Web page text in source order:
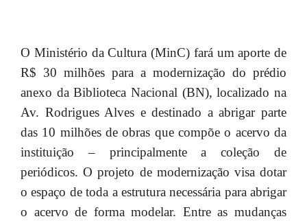
O Ministério da Cultura (MinC) fará um aporte de
R$ 30 milhões para a modernização do prédio
anexo da Biblioteca Nacional (BN), localizado na
Av. Rodrigues Alves e destinado a abrigar parte
das 10 milhões de obras que compõe o acervo da
instituição – principalmente a coleção de
periódicos. O projeto de modernização visa dotar
o espaço de toda a estrutura necessária para abrigar
o acervo de forma modelar. Entre as mudanças